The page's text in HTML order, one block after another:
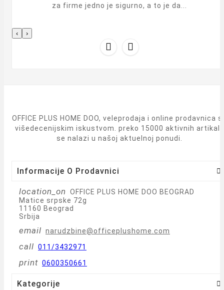
za firme jedno je sigurno, a to je da...
‹ ›
 
OFFICE PLUS HOME DOO, veleprodaja i online prodavnica
višedecenijskim iskustvom. preko 15000 aktivnih artikala
se nalazi u našoj aktuelnoj ponudi.
Informacije O Prodavnici 
location_on
OFFICE PLUS HOME DOO BEOGRAD
Matice srpske 72g
11160 Beograd
Srbija
email narudzbine@officeplushome.com
call 011/3432971
print 0600350661
Kategorije 